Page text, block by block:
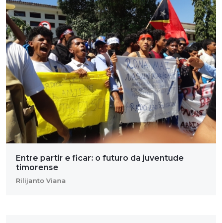
Entre partir e ficar: o futuro da juventude
timorense
Rilijanto Viana